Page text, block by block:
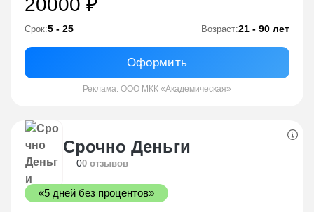
20000 ₽
Срок:5 - 25 Возраст:21 - 90 лет
Оформить
Реклама: ООО МКК «Академическая»
Срочно Деньги
00 отзывов
«5 дней без процентов»